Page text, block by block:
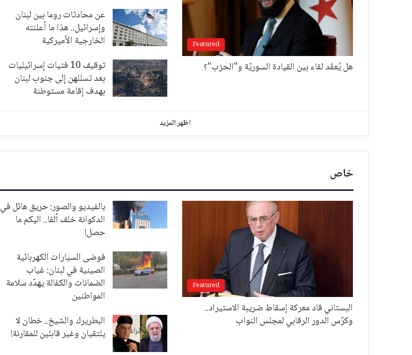
Featured
هل يُعقَد لقاء بين القيادة السوريّة و"الحزب"؟
عن محادثات روما بين لبنان
وإسرائيل.. هذا ما أعلنته
الخارجية الأميركية
توقيف 10 فتيات إسرائيليات
بعد تسللهن إلى جنوب لبنان
بهدف إقامة مستوطنة
اظهر المزيد
خاص
Featured
البستاني قاد معركة إسقاط ضريبة الاستيراد..
وكرّس الدور الرقابي لمجلس النواب
بالفيديو والصور: حريق هائل في
الدكوانة خلف ألفا.. اليكم ما
حصل!
فوضى السيارات الكهربائية
الصينية في لبنان: غياب
الضمانات والكفالة يهدّد سلامة
المواطنين
البطريرك والشيخ.. خطان لا
يلتقيان وغير قابلين للمقارنة!